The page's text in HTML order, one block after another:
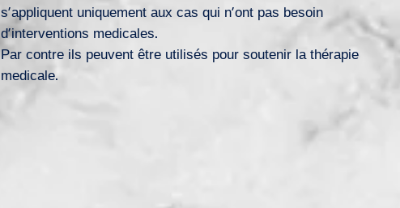
s’appliquent uniquement aux cas qui n’ont pas besoin
d’interventions medicales.
Par contre ils peuvent être utilisés pour soutenir la thérapie
medicale.